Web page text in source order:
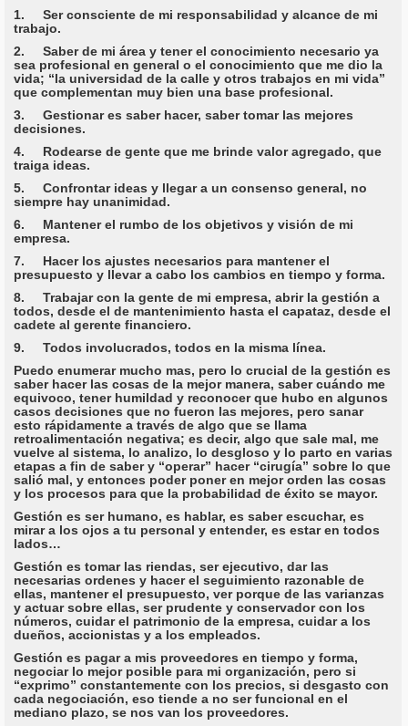
1. Ser consciente de mi responsabilidad y alcance de mi
trabajo.
2. Saber de mi área y tener el conocimiento necesario ya
sea profesional en general o el conocimiento que me dio la
vida; “la universidad de la calle y otros trabajos en mi vida”
que complementan muy bien una base profesional.
3. Gestionar es saber hacer, saber tomar las mejores
decisiones.
4. Rodearse de gente que me brinde valor agregado, que
traiga ideas.
5. Confrontar ideas y llegar a un consenso general, no
siempre hay unanimidad.
6. Mantener el rumbo de los objetivos y visión de mi
empresa.
7. Hacer los ajustes necesarios para mantener el
presupuesto y llevar a cabo los cambios en tiempo y forma.
8. Trabajar con la gente de mi empresa, abrir la gestión a
todos, desde el de mantenimiento hasta el capataz, desde el
cadete al gerente financiero.
9. Todos involucrados, todos en la misma línea.
Puedo enumerar mucho mas, pero lo crucial de la gestión es
saber hacer las cosas de la mejor manera, saber cuándo me
equivoco, tener humildad y reconocer que hubo en algunos
casos decisiones que no fueron las mejores, pero sanar
esto rápidamente a través de algo que se llama
retroalimentación negativa; es decir, algo que sale mal, me
vuelve al sistema, lo analizo, lo desgloso y lo parto en varias
etapas a fin de saber y “operar” hacer “cirugía” sobre lo que
salió mal, y entonces poder poner en mejor orden las cosas
y los procesos para que la probabilidad de éxito se mayor.
Gestión es ser humano, es hablar, es saber escuchar, es
mirar a los ojos a tu personal y entender, es estar en todos
lados…
Gestión es tomar las riendas, ser ejecutivo, dar las
necesarias ordenes y hacer el seguimiento razonable de
ellas, mantener el presupuesto, ver porque de las varianzas
y actuar sobre ellas, ser prudente y conservador con los
números, cuidar el patrimonio de la empresa, cuidar a los
dueños, accionistas y a los empleados.
Gestión es pagar a mis proveedores en tiempo y forma,
negociar lo mejor posible para mi organización, pero si
“exprimo” constantemente con los precios, si desgasto con
cada negociación, eso tiende a no ser funcional en el
mediano plazo, se nos van los proveedores.